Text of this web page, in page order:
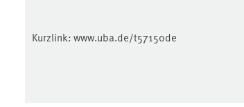
Kurzlink: www.uba.de/t57150de